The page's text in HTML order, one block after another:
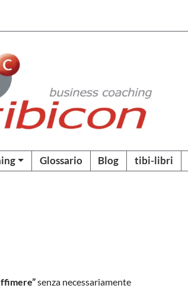
Glossario Blog tibi-libri
senza necessariamente